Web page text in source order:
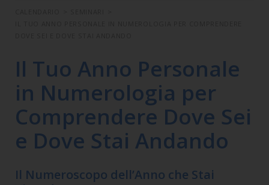
Il Tuo Anno Personale
in Numerologia per
Comprendere Dove Sei
e Dove Stai Andando
Il Numeroscopo dell’Anno che Stai